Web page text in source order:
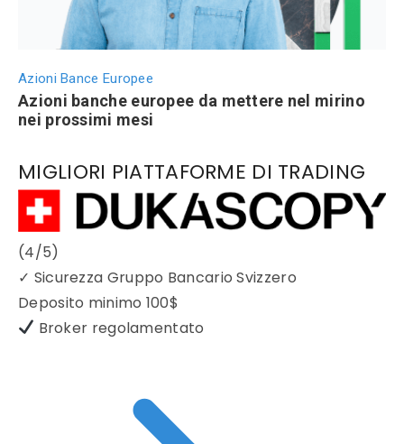
Azioni Bance Europee
Azioni banche europee da mettere nel mirino
nei prossimi mesi
MIGLIORI PIATTAFORME DI TRADING
(4/5)
✓ Sicurezza Gruppo Bancario Svizzero
Deposito minimo 100$
Broker regolamentato